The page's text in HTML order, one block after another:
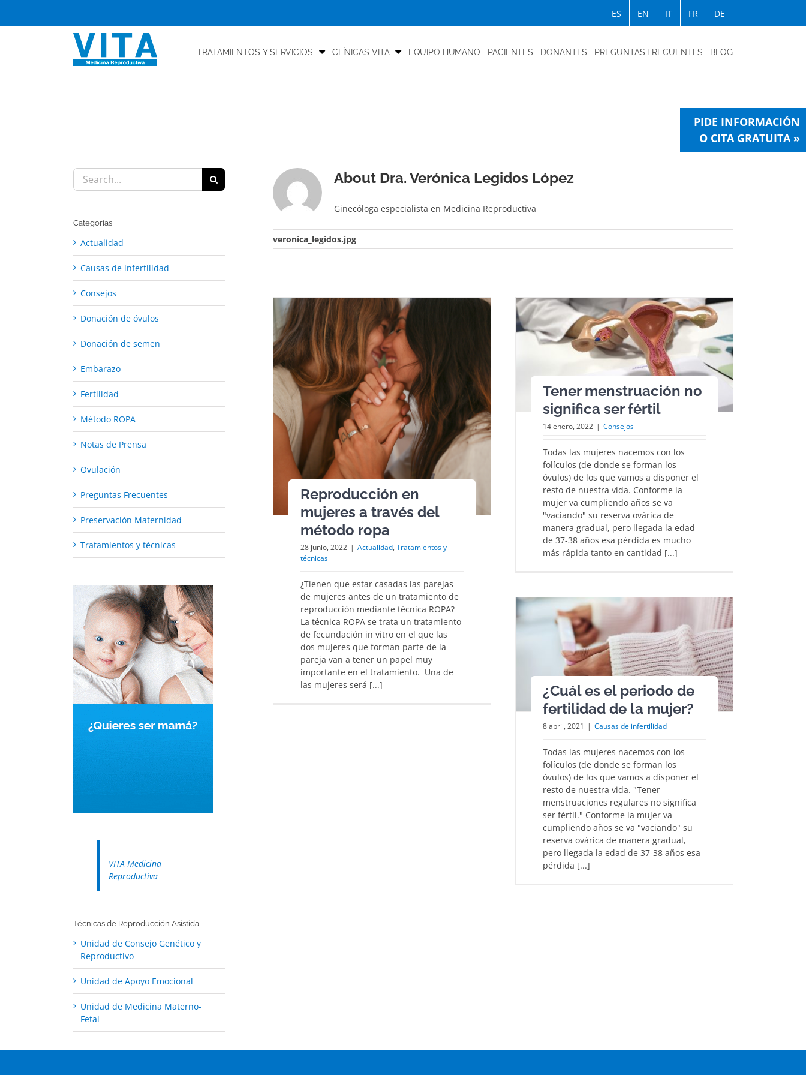
ES EN IT FR DE
TRATAMIENTOS Y SERVICIOS CLÍNICAS VITA EQUIPO HUMANO PACIENTES DONANTES PREGUNTAS FRECUENTES BLOG
PIDE INFORMACIÓN
O CITA GRATUITA »
About Dra. Verónica Legidos López
Ginecóloga especialista en Medicina Reproductiva
veronica_legidos.jpg
Reproducción en
mujeres a través del
método ropa
28 junio, 2022 | Actualidad, Tratamientos y
técnicas
¿Tienen que estar casadas las parejas
de mujeres antes de un tratamiento de
reproducción mediante técnica ROPA?
La técnica ROPA se trata un tratamiento
de fecundación in vitro en el que las
dos mujeres que forman parte de la
pareja van a tener un papel muy
importante en el tratamiento. Una de
las mujeres será [...]
Tener menstruación no
significa ser fértil
14 enero, 2022 | Consejos
Todas las mujeres nacemos con los
folículos (de donde se forman los
óvulos) de los que vamos a disponer el
resto de nuestra vida. Conforme la
mujer va cumpliendo años se va
"vaciando" su reserva ovárica de
manera gradual, pero llegada la edad
de 37-38 años esa pérdida es mucho
más rápida tanto en cantidad [...]
¿Cuál es el periodo de
fertilidad de la mujer?
8 abril, 2021 | Causas de infertilidad
Todas las mujeres nacemos con los
folículos (de donde se forman los
óvulos) de los que vamos a disponer el
resto de nuestra vida. "Tener
menstruaciones regulares no significa
ser fértil." Conforme la mujer va
cumpliendo años se va "vaciando" su
reserva ovárica de manera gradual,
pero llegada la edad de 37-38 años esa
pérdida [...]
Search
for:
Categorías
Actualidad
Causas de infertilidad
Consejos
Donación de óvulos
Donación de semen
Embarazo
Fertilidad
Método ROPA
Notas de Prensa
Ovulación
Preguntas Frecuentes
Preservación Maternidad
Tratamientos y técnicas
VITA Medicina
Reproductiva
Técnicas de Reproducción Asistida
Unidad de Consejo Genético y
Reproductivo
Unidad de Apoyo Emocional
Unidad de Medicina Materno-
Fetal